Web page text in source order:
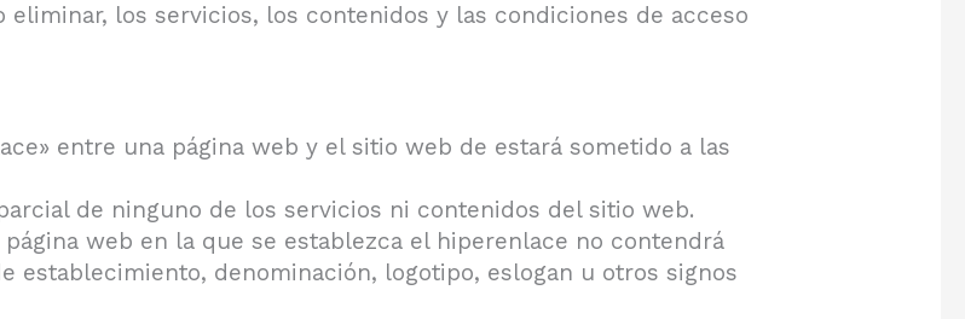
los servicios, los contenidos y las condiciones de acceso
entre una página web y el sitio web de estará sometido a las
de ninguno de los servicios ni contenidos del sitio web.
web en la que se establezca el hiperenlace no contendrá
establecimiento, denominación, logotipo, eslogan u otros signos